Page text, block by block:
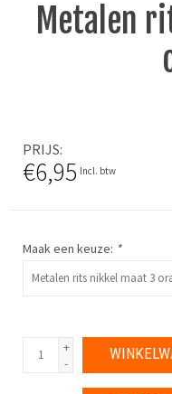
Metalen
PRIJS
€6,95 Incl. btw
Maak een keuze: *
+
-